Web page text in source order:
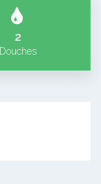
2
Douches